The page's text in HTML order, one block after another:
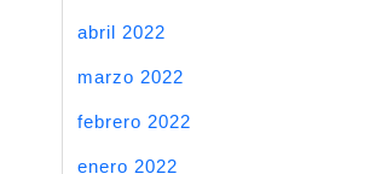
abril 2022
marzo 2022
febrero 2022
enero 2022